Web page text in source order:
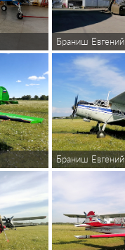
Браниш Евгений
Браниш Евгений